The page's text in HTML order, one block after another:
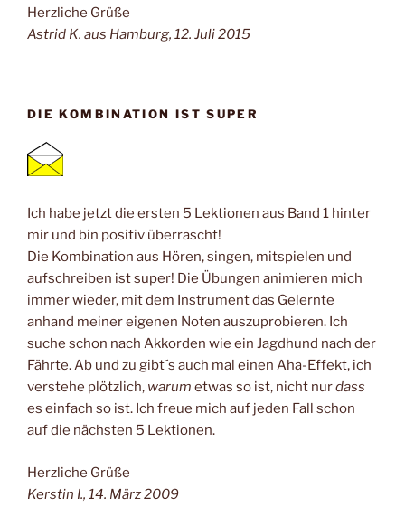
Herzliche Grüße
Astrid K. aus Hamburg, 12. Juli 2015
DIE KOMBINATION IST SUPER
Ich habe jetzt die ersten 5 Lektionen aus Band 1 hinter
mir und bin positiv überrascht!
Die Kombination aus Hören, singen, mitspielen und
aufschreiben ist super! Die Übungen animieren mich
immer wieder, mit dem Instrument das Gelernte
anhand meiner eigenen Noten auszuprobieren. Ich
suche schon nach Akkorden wie ein Jagdhund nach der
Fährte. Ab und zu gibt´s auch mal einen Aha-Effekt, ich
verstehe plötzlich, warum etwas so ist, nicht nurdass
es einfach so ist. Ich freue mich auf jeden Fall schon
auf die nächsten 5 Lektionen.
Herzliche Grüße
Kerstin I., 14. März 2009